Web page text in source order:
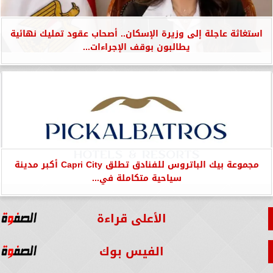
استغاثة عاجلة إلى وزيرة الإسكان.. أصحاب عقود تمليك نهائية
يطالبون بوقف الإجراءات...
مجموعة بيك الباتروس للفنادق تطلق Capri City أكبر مدينة
سياحية متكاملة في...
الأعلى قراءة
الفيس بوك